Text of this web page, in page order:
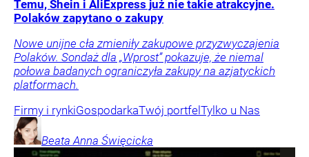
Temu, Shein i AliExpress już nie takie atrakcyjne.
Polaków zapytano o zakupy
Nowe unijne cła zmieniły zakupowe przyzwyczajenia
Polaków. Sondaż dla „Wprost” pokazuje, że niemal
połowa badanych ograniczyła zakupy na azjatyckich
platformach.
Firmy i rynkiGospodarkaTwój portfel Tylko u Nas
Beata Anna Święcicka